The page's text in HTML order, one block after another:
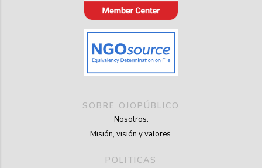
SOBRE OJOPÚBLICO
Nosotros.
Misión, visión y valores.
POLITICAS